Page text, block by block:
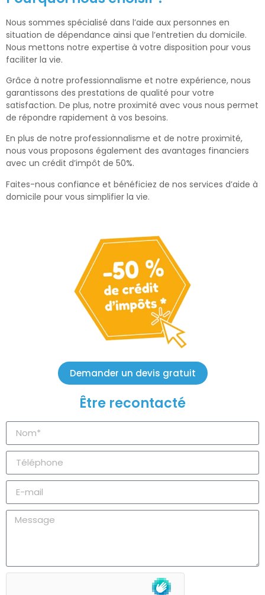
Nous sommes spécialisé dans l’aide aux personnes en
situation de dépendance ainsi que l’entretien du domicile.
Nous mettons notre expertise à votre disposition pour vous
faciliter la vie.
Grâce à notre professionnalisme et notre expérience, nous
garantissons des prestations de qualité pour votre
satisfaction. De plus, notre proximité avec vous nous permet
de répondre rapidement à vos besoins.
En plus de notre professionnalisme et de notre proximité,
nous vous proposons également des avantages financiers
avec un crédit d’impôt de 50%.
Faites-nous confiance et bénéficiez de nos services d’aide à
domicile pour vous simplifier la vie.
Demander un devis gratuit
Être recontacté